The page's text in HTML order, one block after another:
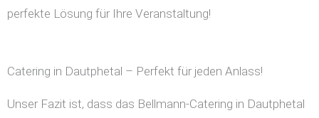
perfekte Lösung für Ihre Veranstaltung!
Catering in Dautphetal – Perfekt für jeden Anlass!
Unser Fazit ist, dass das Bellmann-Catering in Dautphetal